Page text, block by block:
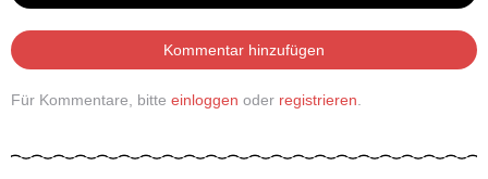
Kommentar hinzufügen
Für Kommentare, bitte einloggen oder registrieren.